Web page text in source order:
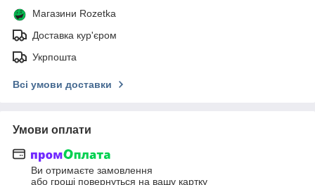
Магазини Rozetka
Доставка кур'єром
Укрпошта
Всі умови доставки
Умови оплати
Ви отримаєте замовлення
або гроші повернуться на вашу картку